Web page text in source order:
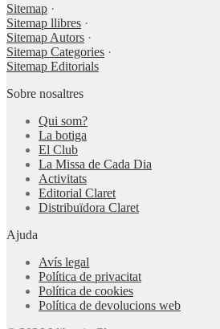
Sitemap ·
Sitemap llibres ·
Sitemap Autors ·
Sitemap Categories ·
Sitemap Editorials
Sobre nosaltres
Qui som?
La botiga
El Club
La Missa de Cada Dia
Activitats
Editorial Claret
Distribuïdora Claret
Ajuda
Avís legal
Política de privacitat
Política de cookies
Política de devolucions web